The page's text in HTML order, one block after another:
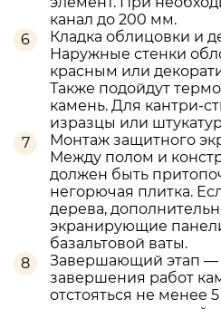
канал до 200 мм.
Кладка облицовки и
Наружные стенки
красным или
Также подойдут
камень. Для кантри-
изразцы или
Монтаж защитного
Между полом и
должен быть
негорючая плитка.
дерева,
экранирующие
базальтовой ваты.
Завершающий этап —
завершения работ
отстояться не менее